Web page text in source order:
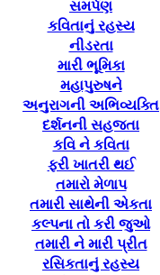
સમર્પણ
કવિતાનું રહસ્ય
નીડરતા
મારી ભૂમિકા
મહાપુરુષને
અનુરાગની અભિવ્યક્તિ
દર્શનની સહજતા
કવિ ને કવિતા
ફરી ખાતરી થઈ
તમારો મેળાપ
તમારી સાથેની એકતા
કલ્પના તો કરી જુઓ
તમારી ને મારી પ્રીત
રસિકતાનું રહસ્ય